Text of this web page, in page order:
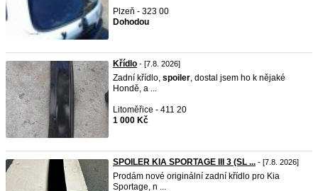
Plzeň - 323 00
Dohodou
Křídlo - [7.8. 2026]
Zadní křídlo, spoiler, dostal jsem ho k nějaké
Hondě, a ...
Litoměřice - 411 20
1 000 Kč
SPOILER KIA SPORTAGE III 3 (SL ... - [7.8. 2026]
Prodám nové originální zadní křídlo pro Kia
Sportage, n ...